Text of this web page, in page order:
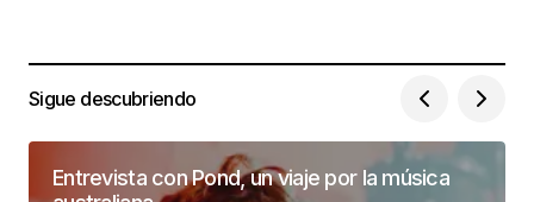
Sigue descubriendo
Entrevista con Pond, un viaje por la música